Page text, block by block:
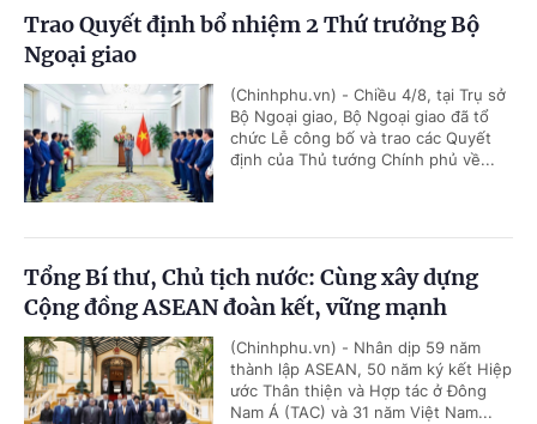
Trao Quyết định bổ nhiệm 2 Thứ trưởng Bộ
Ngoại giao
(Chinhphu.vn) - Chiều 4/8, tại Trụ sở
Bộ Ngoại giao, Bộ Ngoại giao đã tổ
chức Lễ công bố và trao các Quyết
định của Thủ tướng Chính phủ về...
Tổng Bí thư, Chủ tịch nước: Cùng xây dựng
Cộng đồng ASEAN đoàn kết, vững mạnh
(Chinhphu.vn) - Nhân dịp 59 năm
thành lập ASEAN, 50 năm ký kết Hiệp
ước Thân thiện và Hợp tác ở Đông
Nam Á (TAC) và 31 năm Việt Nam...